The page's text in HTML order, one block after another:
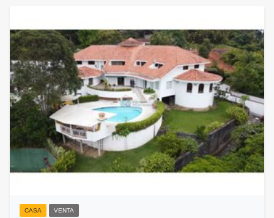
CASA VENTA